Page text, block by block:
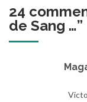
24
de Sang …”